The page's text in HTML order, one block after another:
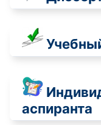
аспиранта